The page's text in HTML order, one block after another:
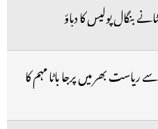
بنگال پولیس کا دباؤ
ریاست بھر میں پرجا باٹا مہم کا